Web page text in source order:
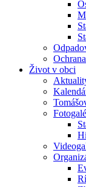
Život v obci